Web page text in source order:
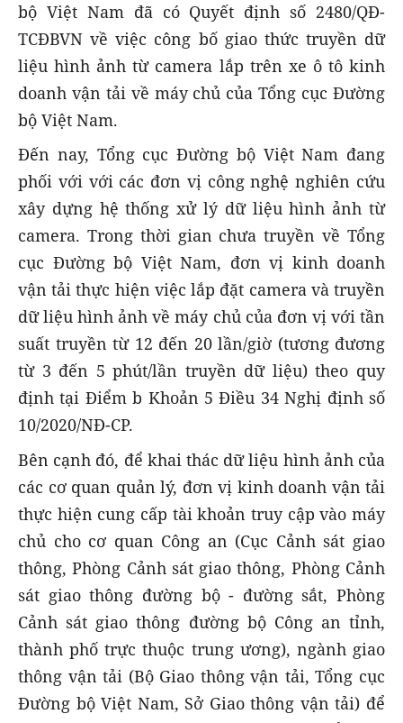
bộ Việt Nam đã có Quyết định số 2480/QĐ-
TCĐBVN về việc công bố giao thức truyền dữ
liệu hình ảnh từ camera lắp trên xe ô tô kinh
doanh vận tải về máy chủ của Tổng cục Đường
bộ Việt Nam.
Đến nay, Tổng cục Đường bộ Việt Nam đang
phối với với các đơn vị công nghệ nghiên cứu
xây dựng hệ thống xử lý dữ liệu hình ảnh từ
camera. Trong thời gian chưa truyền về Tổng
cục Đường bộ Việt Nam, đơn vị kinh doanh
vận tải thực hiện việc lắp đặt camera và truyền
dữ liệu hình ảnh về máy chủ của đơn vị với tần
suất truyền từ 12 đến 20 lần/giờ (tương đương
từ 3 đến 5 phút/lần truyền dữ liệu) theo quy
định tại Điểm b Khoản 5 Điều 34 Nghị định số
10/2020/NĐ-CP.
Bên cạnh đó, để khai thác dữ liệu hình ảnh của
các cơ quan quản lý, đơn vị kinh doanh vận tải
thực hiện cung cấp tài khoản truy cập vào máy
chủ cho cơ quan Công an (Cục Cảnh sát giao
thông, Phòng Cảnh sát giao thông, Phòng Cảnh
sát giao thông đường bộ - đường sắt, Phòng
Cảnh sát giao thông đường bộ Công an tỉnh,
thành phố trực thuộc trung ương), ngành giao
thông vận tải (Bộ Giao thông vận tải, Tổng cục
Đường bộ Việt Nam, Sở Giao thông vận tải) để